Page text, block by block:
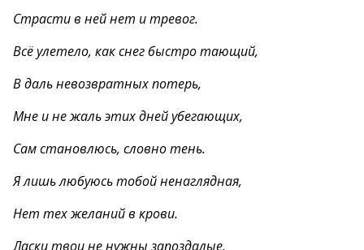
Страсти в ней нет и тревог.
Всё улетело, как снег быстро тающий,
В даль невозвратных потерь,
Мне и не жаль этих дней убегающих,
Сам становлюсь, словно тень.
Я лишь любуюсь тобой ненаглядная,
Нет тех желаний в крови.
Ласки твои не нужны запоздалые,